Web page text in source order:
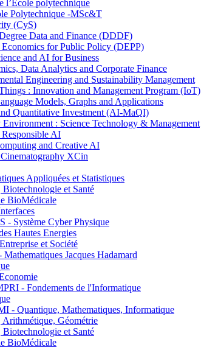
l’École polytechnique
Polytechnique -MSc&T
(CyS)
Data and Finance (DDDF)
for Public Policy (DEPP)
and AI for Business
Data Analytics and Corporate Finance
Engineering and Sustainability Management
: Innovation and Management Program (IoT)
Models, Graphs and Applications
Quantitative Investment (AI-MaQI)
: Science Technology & Management
AI
and Creative AI
XCin
Appliquées et Statistiques
et Santé
BioMédicale
- Système Cyber Physique
Hautes Energies
et Société
Jacques Hadamard
- Fondements de l'Informatique
- Quantique, Mathematiques, Informatique
Géométrie
et Santé
BioMédicale